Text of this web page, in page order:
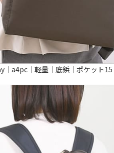
｜a4pc｜軽量｜底鋲｜ポケット15